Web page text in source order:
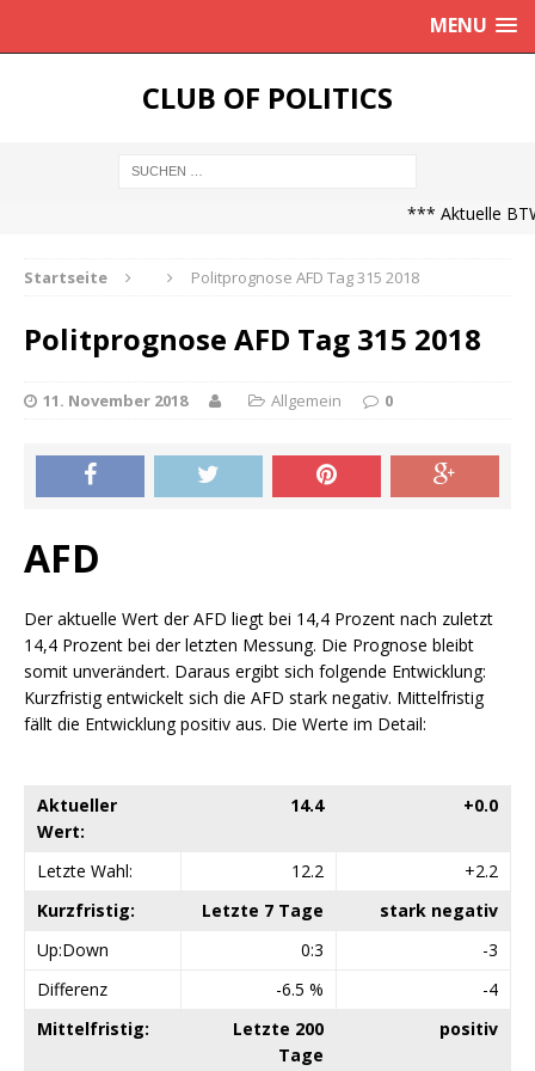
MENU
CLUB OF POLITICS
*** Aktuelle
Startseite Politprognose AFD Tag 315 2018
Politprognose AFD Tag 315 2018
11. November 2018 Allgemein 0
AFD
Der aktuelle Wert der AFD liegt bei 14,4 Prozent nach zuletzt
14,4 Prozent bei der letzten Messung. Die Prognose bleibt
somit unverändert. Daraus ergibt sich folgende Entwicklung:
Kurzfristig entwickelt sich die AFD stark negativ. Mittelfristig
fällt die Entwicklung positiv aus. Die Werte im Detail:
Aktueller
Wert:
14.4 +0.0
Letzte Wahl: 12.2
+2.2
Kurzfristig:
Letzte 7 Tage
stark negativ
Up:Down
0:3
-3
Differenz
-6.5 %
-4
Mittelfristig:
Letzte 200
Tage
positiv